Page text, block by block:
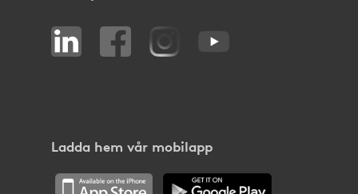
Ladda hem vår mobilapp